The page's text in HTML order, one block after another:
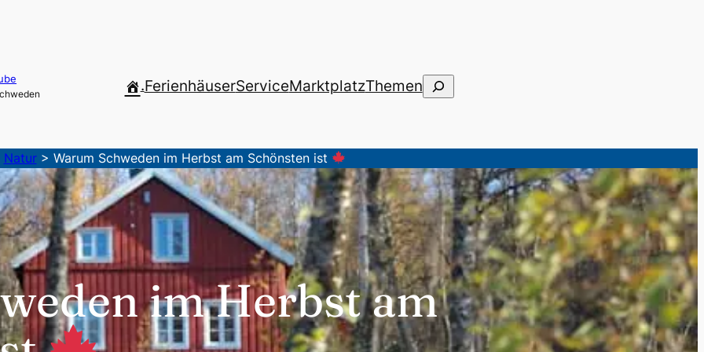
.FerienhäuserServiceMarktplatzThemenSuchen
Natur> Warum Schweden im Herbst am Schönsten ist
im Herbst am